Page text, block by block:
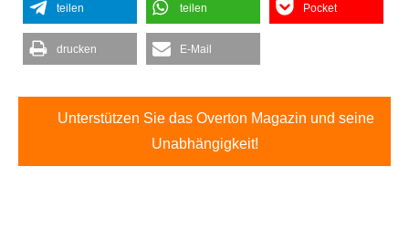
teilen teilen Pocket
drucken E-Mail
Unterstützen Sie das Overton Magazin und seine
Unabhängigkeit!